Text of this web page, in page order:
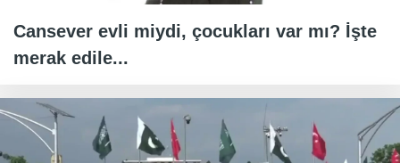
Cansever evli miydi, çocukları var mı? İşte
merak edile...